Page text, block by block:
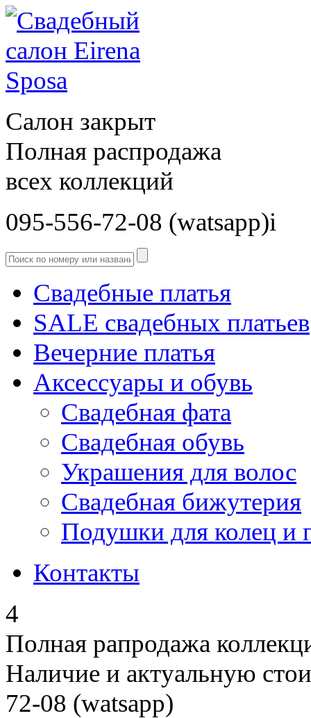
Салон закрыт
Полная распродажа
всех коллекций
095-556-72-08 (watsapp)і
Свадебные платья
SALE cвадебных платьев
Вечерние платья
Аксессуары и обувь
Свадебная фата
Свадебная обувь
Украшения для волос
Свадебная бижутерия
Подушки для колец и
Контакты
4
Полная рапродажа
Наличие и актуальную
72-08 (watsapp)